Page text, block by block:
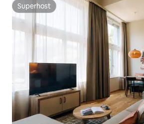
Superhost
Superhost